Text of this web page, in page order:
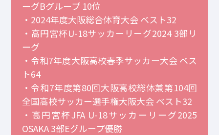
ーグBグループ 10位
・2024年度大阪総合体育大会 ベスト32
・高円宮杯U-18サッカーリーグ2024 3部リ
ーグ
・令和7年度大阪高校春季サッカー大会 ベス
ト64
・令和7年度第80回大阪高校総体兼第104回
全国高校サッカー選手権大阪大会 ベスト32
・高円宮杯JFA U-18サッカーリーグ2025
OSAKA 3部Eグループ優勝